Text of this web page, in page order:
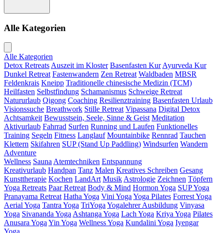
Alle Kategorien
Alle Kategorien
Detox Retreats Auszeit im Kloster Basenfasten Kur Ayurveda Kur
Dunkel Retreat Fastenwandern Zen Retreat Waldbaden MBSR
Feldenkrais Kneipp Traditionelle chinesische Medizin (TCM)
Heilfasten Selbstfindung Schamanismus Schweige Retreat
Natururlaub Qigong Coaching Resilienztraining Basenfasten Urlaub
Visionssuche Breathwork Stille Retreat Vipassana Digital Detox
Achtsamkeit Bewusstsein, Seele, Sinne & Geist Meditation
Aktivurlaub Fahrrad Surfen Running und Laufen Funktionelles
Training Segeln Fitness Langlauf Mountainbike Rennrad Tauchen
Klettern Skifahren SUP (Stand Up Paddling) Windsurfen Wandern
Adventure
Wellness Sauna Atemtechniken Entspannung
Kreativurlaub Handpan Tanz Malen Kreatives Schreiben Gesang
Kunsttherapie Kochen LandArt Musik Astrologie Zeichnen Töpfern
Yoga Retreats Paar Retreat Body & Mind Hormon Yoga SUP Yoga
Pranayama Retreat Hatha Yoga Vini Yoga Yoga Pilates Forrest Yoga
Aerial Yoga Tantra Yoga TriYoga Yogalehrer Ausbildung Vinyasa
Yoga Sivananda Yoga Ashtanga Yoga Lach Yoga Kriya Yoga Pilates
Anusara Yoga Yin Yoga Wellness Yoga Kundalini Yoga Iyengar